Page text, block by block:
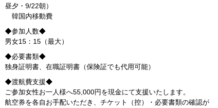
昼夕・9/22朝）
韓国内移動費
◆参加人数◆
男女15：15（最大）
◆必要書類◆
独身証明書、在職証明書（保険証でも代用可能）
◆渡航費支援◆
ご参加女性お一人様へ55,000円を現金にて支援いたします。
航空券を各自お手配いただき、チケット（控）・必要書類の確認が